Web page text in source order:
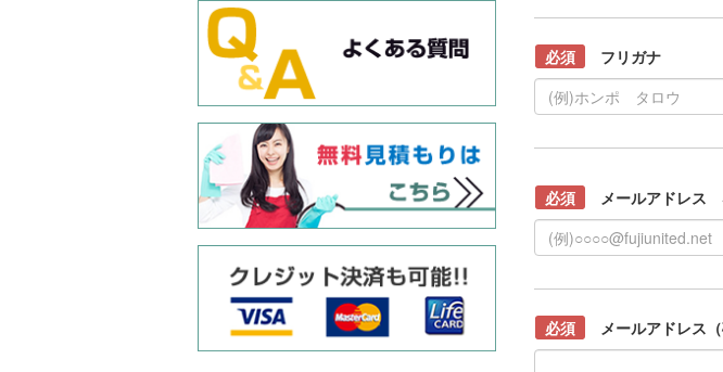
必須 フリガナ
必須 メールアドレス
必須 メールアドレス